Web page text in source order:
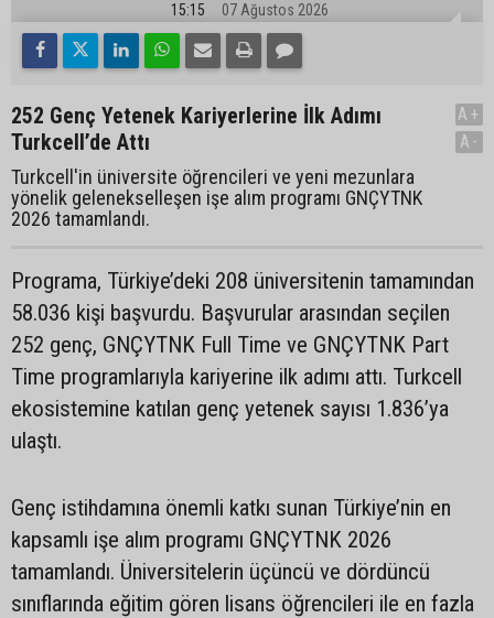
15:15 07 Ağustos 2026
252 Genç Yetenek Kariyerlerine İlk Adımı
Turkcell’de Attı
Turkcell'in üniversite öğrencileri ve yeni mezunlara
yönelik gelenekselleşen işe alım programı GNÇYTNK
2026 tamamlandı.
A+
A-
Programa, Türkiye’deki 208 üniversitenin tamamından
58.036 kişi başvurdu. Başvurular arasından seçilen
252 genç, GNÇYTNK Full Time ve GNÇYTNK Part
Time programlarıyla kariyerine ilk adımı attı. Turkcell
ekosistemine katılan genç yetenek sayısı 1.836’ya
ulaştı.
Genç istihdamına önemli katkı sunan Türkiye’nin en
kapsamlı işe alım programı GNÇYTNK 2026
tamamlandı. Üniversitelerin üçüncü ve dördüncü
sınıflarında eğitim gören lisans öğrencileri ile en fazla